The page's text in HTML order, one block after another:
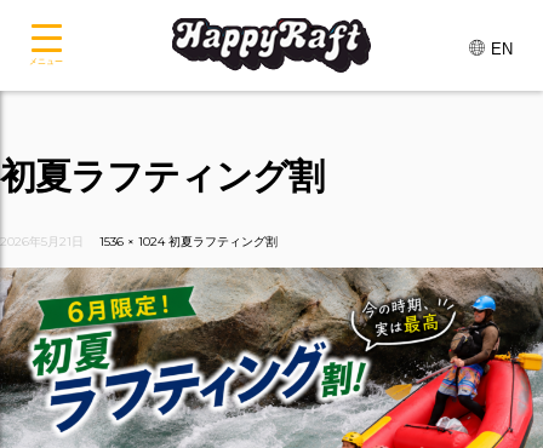
EN
初夏ラフティング割
2026年5月21日 1536 × 1024 初夏ラフティング割
メニュー